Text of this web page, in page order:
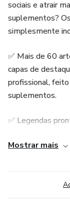
sociais e atrair
suplementos?
simplesmente
✅ Mais de 60
capas de
profissional, feito
suplementos.
✅ Legendas
benefícios dos
✅ Calendário de
alinhadas com
Mostrar mais